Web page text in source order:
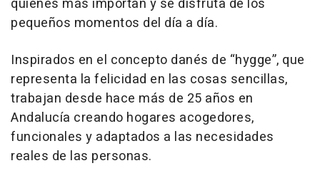
quienes más importan y se disfruta de los
pequeños momentos del día a día.
Inspirados en el concepto danés de “hygge”, que
representa la felicidad en las cosas sencillas,
trabajan desde hace más de 25 años en
Andalucía creando hogares acogedores,
funcionales y adaptados a las necesidades
reales de las personas.